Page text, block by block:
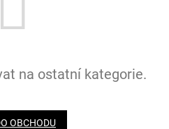
na ostatní kategorie.
OBCHODU